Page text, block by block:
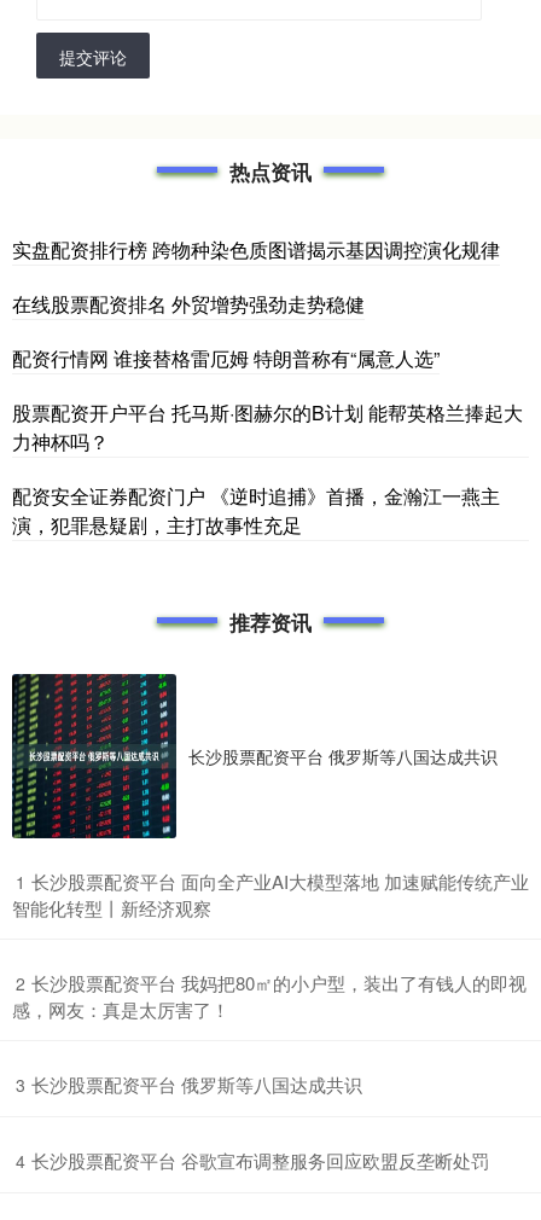
提交评论
热点资讯
实盘配资排行榜 跨物种染色质图谱揭示基因调控演化规律
在线股票配资排名 外贸增势强劲走势稳健
配资行情网 谁接替格雷厄姆 特朗普称有“属意人选”
股票配资开户平台 托马斯·图赫尔的B计划 能帮英格兰捧起大
力神杯吗？
配资安全证券配资门户 《逆时追捕》首播，金瀚江一燕主
演，犯罪悬疑剧，主打故事性充足
推荐资讯
长沙股票配资平台 俄罗斯等八国达成共识
1 ​长沙股票配资平台 面向全产业AI大模型落地 加速赋能传统产业
智能化转型丨新经济观察
2 ​长沙股票配资平台 我妈把80㎡的小户型，装出了有钱人的即视
感，网友：真是太厉害了！
3 ​长沙股票配资平台 俄罗斯等八国达成共识
4 ​长沙股票配资平台 谷歌宣布调整服务回应欧盟反垄断处罚